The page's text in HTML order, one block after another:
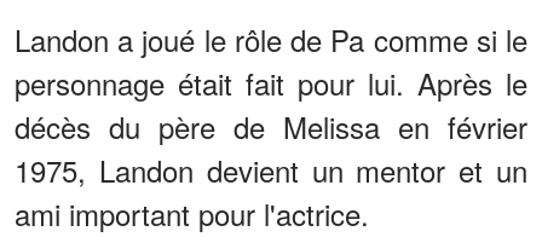
Landon a joué le rôle de Pa comme si le
personnage était fait pour lui. Après le
décès du père de Melissa en février
1975, Landon devient un mentor et un
ami important pour l'actrice.